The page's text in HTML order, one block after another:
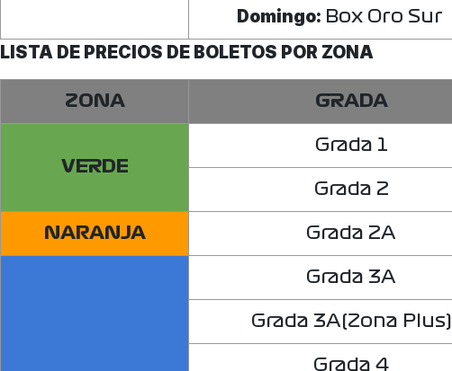
Domingo: Box Oro Sur
LISTA DE PRECIOS DE BOLETOS POR ZONA
ZONA GRADA
VERDE
Grada 1
Grada 2
NARANJA Grada 2A
Grada 3A
Grada 3A(Zona Plus)
Grada 4